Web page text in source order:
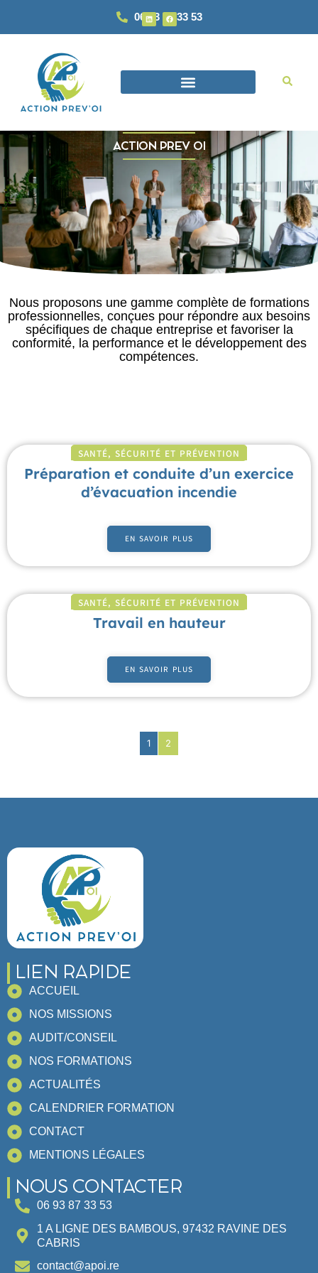
06 93 87 33 53
ACTION PREV OI
Nous proposons une gamme complète de formations
professionnelles, conçues pour répondre aux besoins
spécifiques de chaque entreprise et favoriser la
conformité, la performance et le développement des
compétences.
SANTÉ, SÉCURITÉ ET PRÉVENTION
Préparation et conduite d’un exercice
d’évacuation incendie
EN SAVOIR PLUS
SANTÉ, SÉCURITÉ ET PRÉVENTION
Travail en hauteur
EN SAVOIR PLUS
1 2
LIEN RAPIDE
ACCUEIL
NOS MISSIONS
AUDIT/CONSEIL
NOS FORMATIONS
ACTUALITÉS
CALENDRIER FORMATION
CONTACT
MENTIONS LÉGALES
NOUS CONTACTER
06 93 87 33 53
1 A LIGNE DES BAMBOUS, 97432 RAVINE DES
CABRIS
contact@apoi.re